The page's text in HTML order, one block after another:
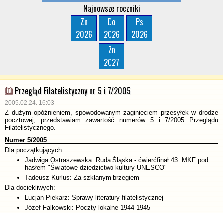
Najnowsze roczniki
Zn
2026
Do
2026
Ps
2026
Zn
2027
Przegląd Filatelistyczny nr 5 i 7/2005
2005.02.24. 16:03
Z dużym opóźnieniem, spowodowanym zaginięciem przesyłek w drodze
pocztowej, przedstawiam zawartość numerów 5 i 7/2005 Przeglądu
Filatelistycznego.
Numer 5/2005
Dla początkujących:
Jadwiga Ostraszewska: Ruda Śląska - ćwierćfinał 43. MKF pod
hasłem "Światowe dziedzictwo kultury UNESCO"
Tadeusz Kurlus: Za szklanym brzegiem
Dla dociekliwych:
Lucjan Piekarz: Sprawy literatury filatelistycznej
Józef Falkowski: Poczty lokalne 1944-1945